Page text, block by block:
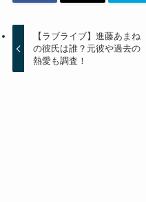
【ラブライブ】進藤あまね
の彼氏は誰？元彼や過去の
熱愛も調査！